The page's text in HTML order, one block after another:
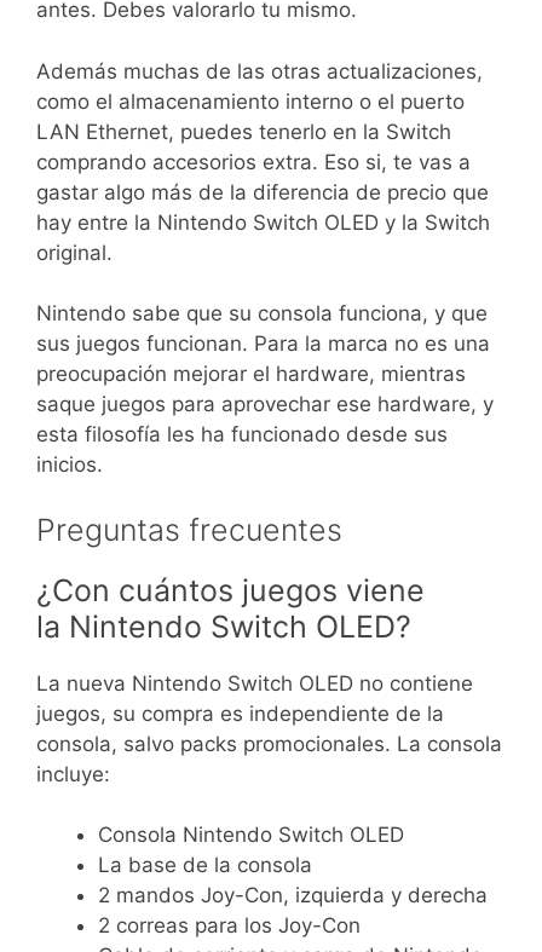
antes. Debes valorarlo tu mismo.
Además muchas de las otras actualizaciones,
como el almacenamiento interno o el puerto
LAN Ethernet, puedes tenerlo en la Switch
comprando accesorios extra. Eso si, te vas a
gastar algo más de la diferencia de precio que
hay entre la Nintendo Switch OLED y la Switch
original.
Nintendo sabe que su consola funciona, y que
sus juegos funcionan. Para la marca no es una
preocupación mejorar el hardware, mientras
saque juegos para aprovechar ese hardware, y
esta filosofía les ha funcionado desde sus
inicios.
Preguntas frecuentes
¿Con cuántos juegos viene
la Nintendo Switch OLED?
La nueva Nintendo Switch OLED no contiene
juegos, su compra es independiente de la
consola, salvo packs promocionales. La consola
incluye:
Consola Nintendo Switch OLED
La base de la consola
2 mandos Joy-Con, izquierda y derecha
2 correas para los Joy-Con